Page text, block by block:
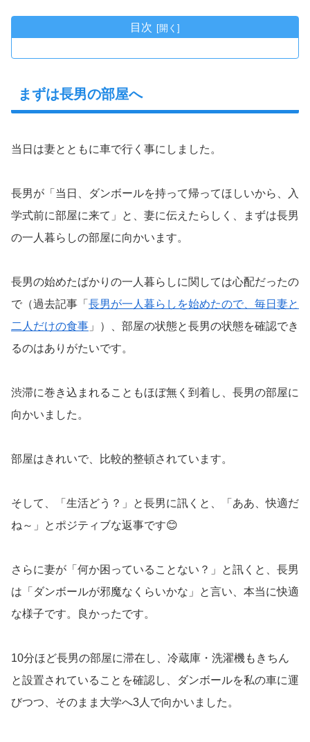
目次
まずは長男の部屋へ
当日は妻とともに車で行く事にしました。
長男が「当日、ダンボールを持って帰ってほしいから、入
学式前に部屋に来て」と、妻に伝えたらしく、まずは長男
の一人暮らしの部屋に向かいます。
長男の始めたばかりの一人暮らしに関しては心配だったの
で（過去記事「 長男が一人暮らしを始めたので、毎日妻と
二人だけの食事 」）、部屋の状態と長男の状態を確認でき
るのはありがたいです。
渋滞に巻き込まれることもほぼ無く到着し、長男の部屋に
向かいました。
部屋はきれいで、比較的整頓されています。
そして、「生活どう？」と長男に訊くと、「ああ、快適だ
ね～」とポジティブな返事です😊
さらに妻が「何か困っていることない？」と訊くと、長男
は「ダンボールが邪魔なくらいかな」と言い、本当に快適
な様子です。良かったです。
10分ほど長男の部屋に滞在し、冷蔵庫・洗濯機もきちん
と設置されていることを確認し、ダンボールを私の車に運
びつつ、そのまま大学へ3人で向かいました。